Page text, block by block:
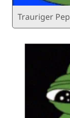
Trauriger